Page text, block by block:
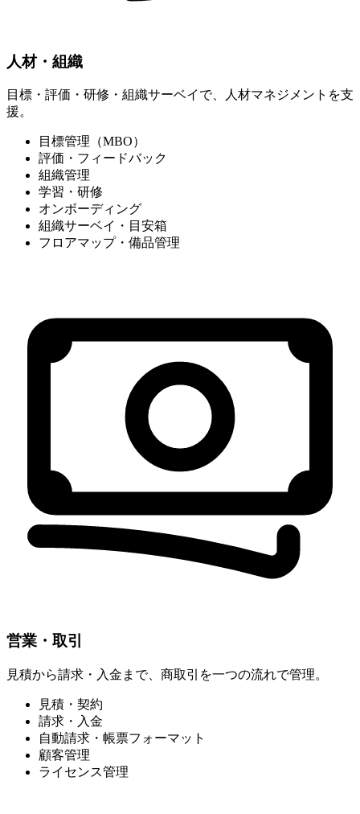
人材・組織
目標・評価・研修・組織サーベイで、人材マネジメントを支
援。
目標管理（MBO）
評価・フィードバック
組織管理
学習・研修
オンボーディング
組織サーベイ・目安箱
フロアマップ・備品管理
営業・取引
見積から請求・入金まで、商取引を一つの流れで管理。
見積・契約
請求・入金
自動請求・帳票フォーマット
顧客管理
ライセンス管理